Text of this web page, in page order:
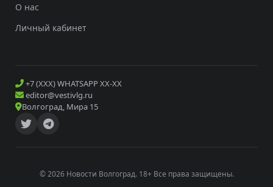
О нас
Личный кабинет
+7 (XXX) WHATSAPP XX-XX
editor@vestivlg.ru
Волгоград, Мира 15
© 2026 Новости Волгоград. 18+ Все права защищены.